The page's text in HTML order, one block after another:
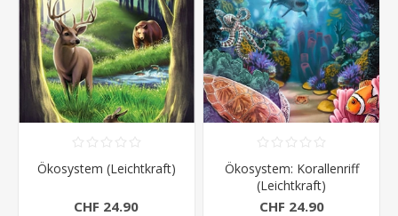
Ökosystem (Leichtkraft)
CHF 24.90
Ökosystem: Korallenriff
(Leichtkraft)
CHF 24.90